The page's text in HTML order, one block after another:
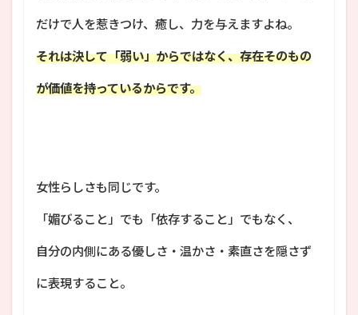
だけで人を惹きつけ、癒し、力を与えますよね。
それは決して「弱い」からではなく、存在そのもの
が価値を持っているからです。
女性らしさも同じです。
「媚びること」でも「依存すること」でもなく、
自分の内側にある優しさ・温かさ・素直さを隠さず
に表現すること。